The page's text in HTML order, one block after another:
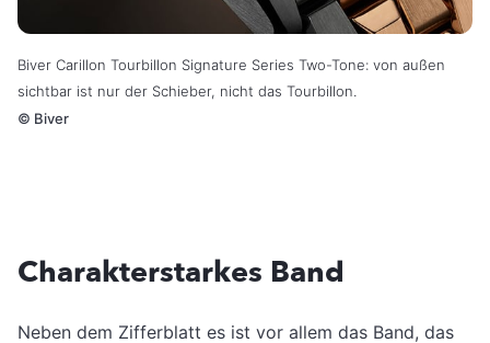
Biver Carillon Tourbillon Signature Series Two-Tone: von außen
sichtbar ist nur der Schieber, nicht das Tourbillon.
© Biver
Charakterstarkes Band
Neben dem Zifferblatt es ist vor allem das Band, das